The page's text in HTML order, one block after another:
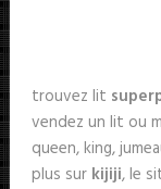
trouvez lit
vendez un lit ou
queen, king,
plus sur kijiji, le